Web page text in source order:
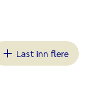
Last inn flere